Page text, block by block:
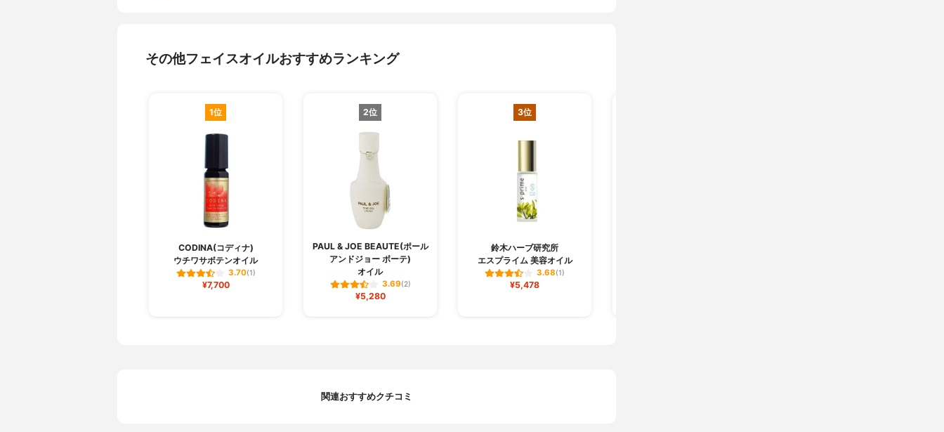
その他フェイスオイルおすすめランキング
1位
CODINA(コディナ)
ウチワサボテンオイル
3.70(1)
¥7,700
2位
PAUL & JOE BEAUTE(ポール
アンドジョー ボーテ)
オイル
3.69(2)
¥5,280
3位
鈴木ハーブ研究所
エスプライム 美容オイル
3.68(1)
¥5,478
関連おすすめクチコミ